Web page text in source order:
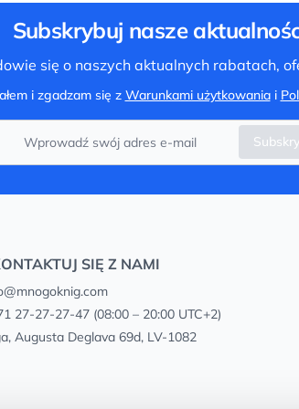
Subskrybuj nasze
się o naszych aktualnych rabatach,
i zgadzam się z Warunkami użytkowaniai
SIĘ Z NAMI
27-27-27-47(08:00 – 20:00 UTC+2)
Augusta Deglava 69d, LV-1082